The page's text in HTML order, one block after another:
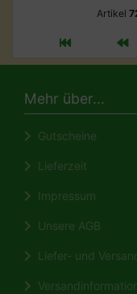
Artikel
Mehr über...
Gutscheine
Lieferzeit
Impressum
Unsere AGB
Liefer- und